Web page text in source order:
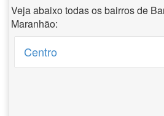
Veja abaixo todas os bairros de
Maranhão:
Centro